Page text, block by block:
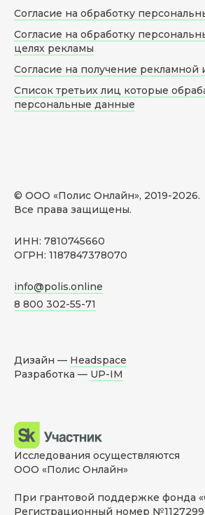
© ООО «Полис Онлайн», 2019-2026.
Все права защищены.
ИНН: 7810745660
ОГРН: 1187847378070
info@polis.online
8 800 302-55-71
Согласие на обработку
Согласие на обработку
целях рекламы
Согласие на получение
Список третьих лиц которые
персональные данные
Дизайн — Headspace
Разработка — UP-IM
Исследования осуществляются
ООО «Полис Онлайн»
При грантовой поддержке фонда
Регистрационный номер №1127299